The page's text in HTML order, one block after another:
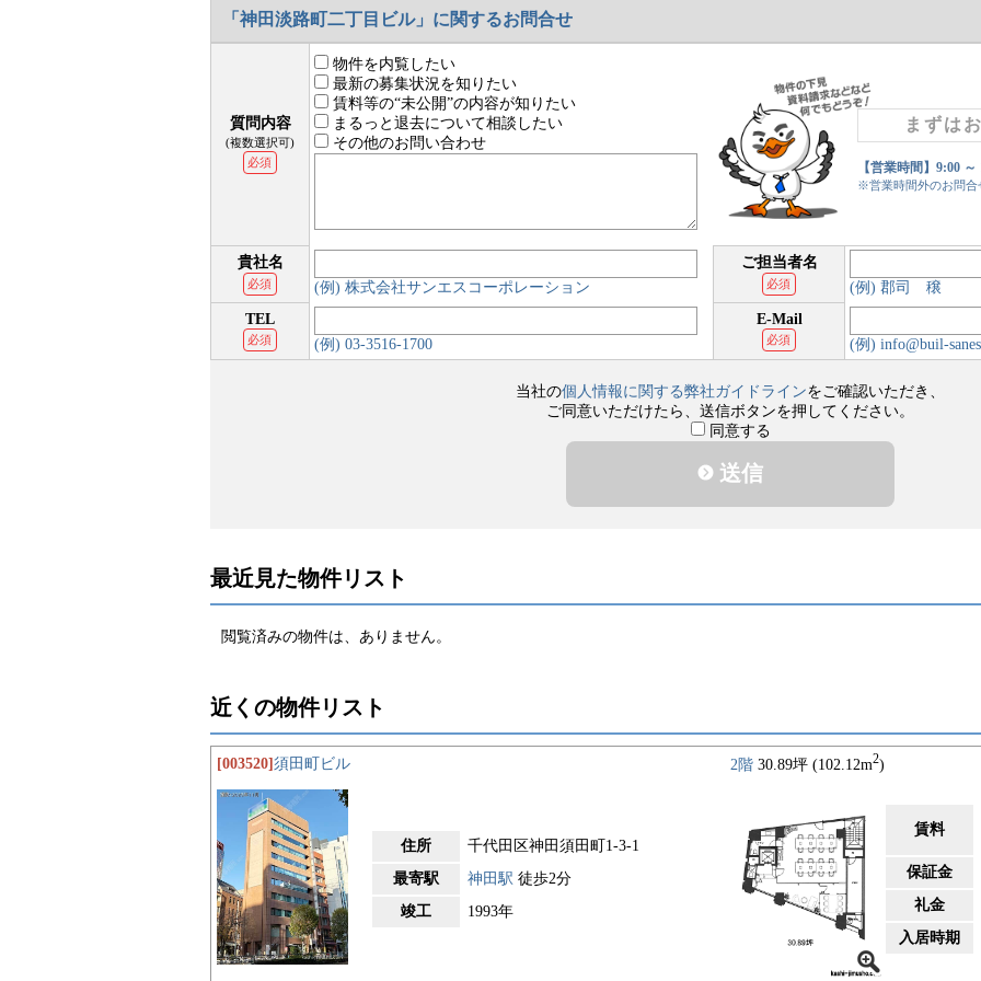
「神田淡路町二丁目ビル」に関するお問合せ
質問内容
(複数選択可)
必須
物件を内覧したい
最新の募集状況を知りたい
賃料等の“未公開”の内容が知りたい
まるっと退去について相談したい
その他のお問い合わせ
まずは
【営業時間】9:00
※営業時間外のお問合
貴社名
必須 (例) 株式会社サンエスコーポレーション
ご担当者名
必須
(例) 郡司 穣
TEL
必須 (例) 03-3516-1700
E-Mail
必須 (例) info@buil-
当社の個人情報に関する弊社ガイドラインをご確認いただき、
ご同意いただけたら、送信ボタンを押してください。
同意する
送信
最近見た物件リスト
閲覧済みの物件は、ありません。
近くの物件リスト
[003520] 須田町ビル 2階 30.89坪 (102.12m2)
住所
千代田区神田須田町1-3-1
最寄駅
神田駅 徒歩2分
竣工
1993年
賃料
保証金
礼金
入居時期